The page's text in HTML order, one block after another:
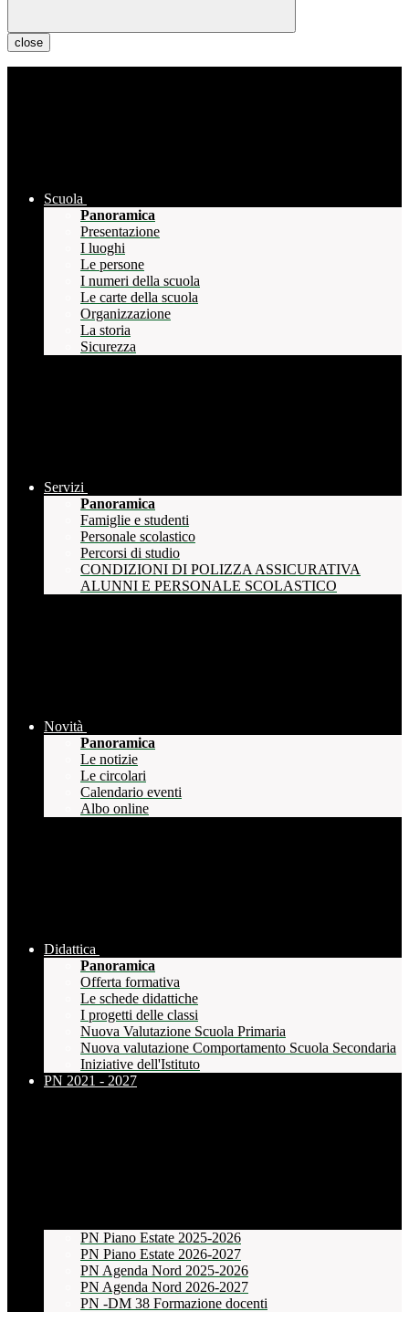
close
Scuola
Panoramica
Presentazione
I luoghi
Le persone
I numeri della scuola
Le carte della scuola
Organizzazione
La storia
Sicurezza
Servizi
Panoramica
Famiglie e studenti
Personale scolastico
Percorsi di studio
CONDIZIONI DI POLIZZA ASSICURATIVA
ALUNNI E PERSONALE SCOLASTICO
Novità
Panoramica
Le notizie
Le circolari
Calendario eventi
Albo online
Didattica
Panoramica
Offerta formativa
Le schede didattiche
I progetti delle classi
Nuova Valutazione Scuola Primaria
Nuova valutazione Comportamento Scuola Secondaria
Iniziative dell'Istituto
PN 2021 - 2027
PN Piano Estate 2025-2026
PN Piano Estate 2026-2027
PN Agenda Nord 2025-2026
PN Agenda Nord 2026-2027
PN -DM 38 Formazione docenti